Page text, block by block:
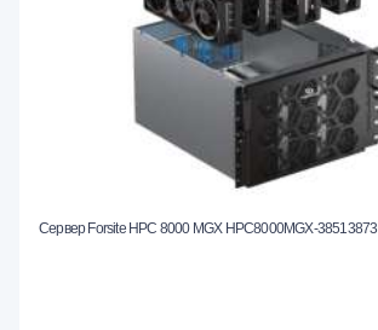
Сервер Forsite HPC 8000 MGX HPC8000MGX-38513873